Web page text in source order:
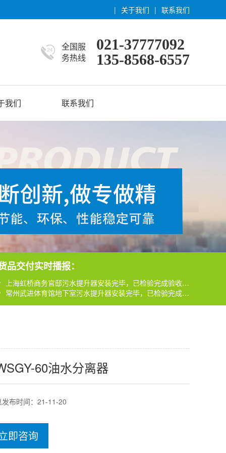
| 关于我们 | 联系我们
全国服
务热线
021-37777092
135-8568-6557
我们 联系我们
品交付实时播报：
常州武进体育馆地下室污水提升器安装完毕，已检验完成验收
特斯拉上海工厂污水提升器安装完毕，已检验完成验收标准
常州武进体育馆地下室污水提升器安装完毕，已检验完成验收
特斯拉上海工厂污水提升器安装完毕，已检验完成验收标准
60油水分离器
发布时间：21-11-20
即咨询